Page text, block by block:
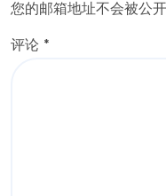
您的邮箱地址不会被公开
评论 *